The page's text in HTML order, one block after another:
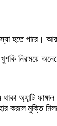
হতে পারে।
নিরাময়ে
করলে মুক্তি